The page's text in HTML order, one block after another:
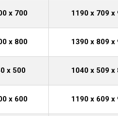
x 700 1190 x 709 x
x 800 1390 x 809 x
x 500 1040 x 509 x
x 600 1190 x 609 x